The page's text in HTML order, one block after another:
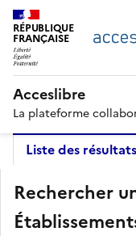
RÉPUBLIQUE
FRANÇAISE
Acceslibre
La plateforme
Liste des résultats
Rechercher